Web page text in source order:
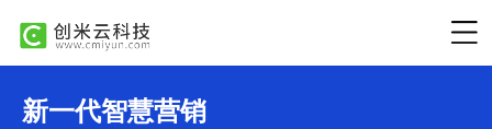
新一代智慧营销